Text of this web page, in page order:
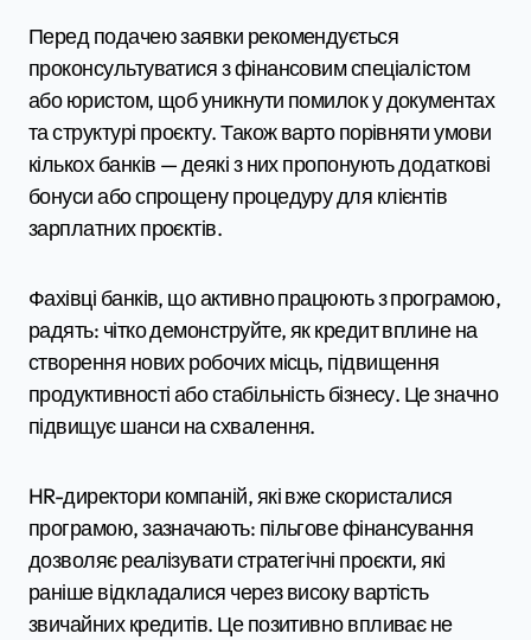
Перед подачею заявки рекомендується
проконсультуватися з фінансовим спеціалістом
або юристом, щоб уникнути помилок у документах
та структурі проєкту. Також варто порівняти умови
кількох банків — деякі з них пропонують додаткові
бонуси або спрощену процедуру для клієнтів
зарплатних проєктів.
Фахівці банків, що активно працюють з програмою,
радять: чітко демонструйте, як кредит вплине на
створення нових робочих місць, підвищення
продуктивності або стабільність бізнесу. Це значно
підвищує шанси на схвалення.
HR-директори компаній, які вже скористалися
програмою, зазначають: пільгове фінансування
дозволяє реалізувати стратегічні проєкти, які
раніше відкладалися через високу вартість
звичайних кредитів. Це позитивно впливає не